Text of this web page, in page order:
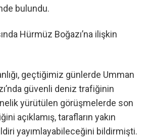
bulundu.
Hürmüz Boğazı’na ilişkin
geçtiğimiz günlerde Umman
güvenli deniz trafiğinin
yürütülen görüşmelerde son
açıklamış, tarafların yakın
yayımlayabileceğini bildirmişti.